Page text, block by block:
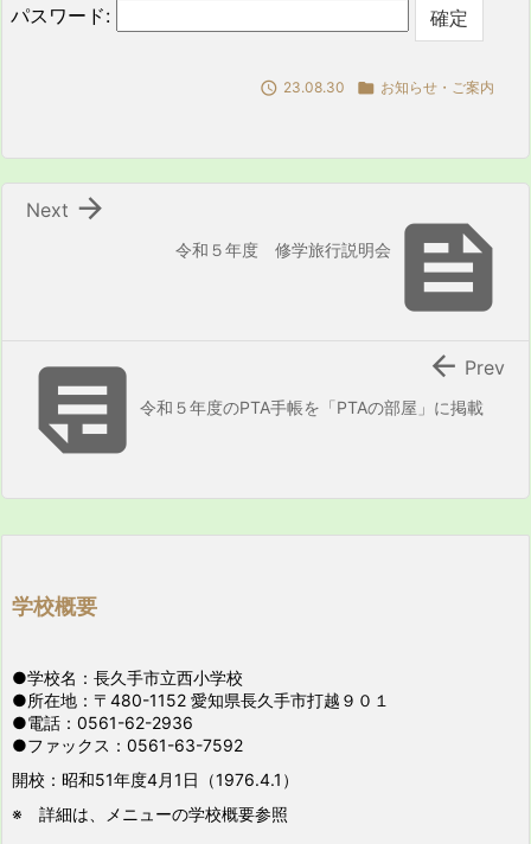
パスワード:
 23.08.30  お知らせ・ご案内

令和５年度 修学旅行説明会

Next
令和５年度のPTA手帳を「PTAの部屋」に掲載
 Prev
学校概要
●学校名：長久手市立西小学校
●所在地：〒480-1152 愛知県長久手市打越９０１
●電話：0561-62-2936
●ファックス：0561-63-7592
開校：昭和51年度4月1日（1976.4.1）
※ 詳細は、メニューの学校概要参照